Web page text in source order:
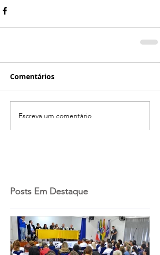
Comentários
Escreva um comentário
Posts Em Destaque